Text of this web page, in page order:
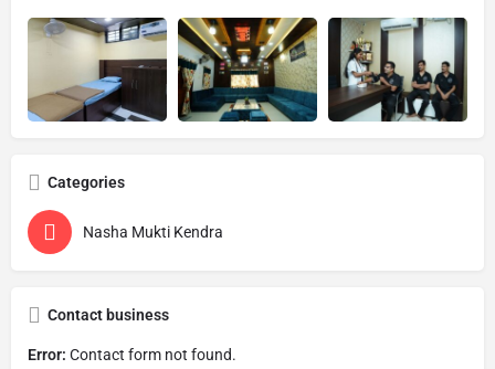
Categories
Nasha Mukti Kendra
Contact business
Error: Contact form not found.